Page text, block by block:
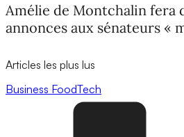
Amélie de Montchalin fera
annonces aux sénateurs «
Articles les plus lus
Business FoodTech